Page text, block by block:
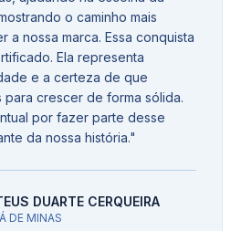
o caminho mais
a nossa marca. Essa conquista
Ela representa
e a certeza de que
crescer de forma sólida.
por fazer parte desse
da nossa história."
DUARTE CERQUEIRA
DE MINAS